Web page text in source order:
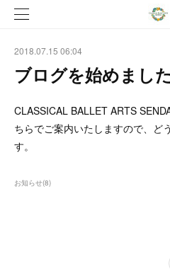
2018.07.15 06:04
ブログを始めました
CLASSICAL BALLET ARTS
ちらでご案内いたしますので、ど
す。
お知らせ(8)